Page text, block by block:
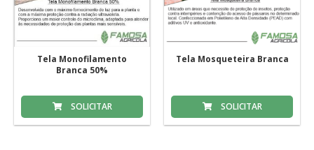
Tela Monofilamento
Branca 50%
SOLICITAR
Tela Mosqueteira Branca
SOLICITAR